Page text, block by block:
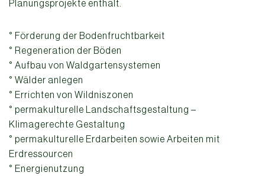
Planungsprojekte enthält.
° Förderung der Bodenfruchtbarkeit
° Regeneration der Böden
° Aufbau von Waldgartensystemen
° Wälder anlegen
° Errichten von Wildniszonen
° permakulturelle Landschaftsgestaltung –
Klimagerechte Gestaltung
° permakulturelle Erdarbeiten sowie Arbeiten mit
Erdressourcen
° Energienutzung